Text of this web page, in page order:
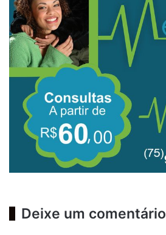
Deixe um comentário